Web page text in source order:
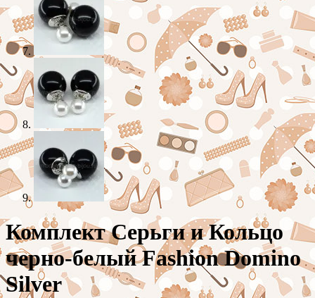
Комплект Серьги и Кольцо
черно-белый Fashion Domino
Silver